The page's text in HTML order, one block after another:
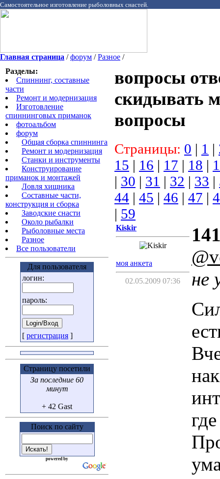
Самостоятельное изготовление рыболовных снастей.
Главная страница /форум /Разное /
Разделы:
Спиннинг, составные
части
Ремонт и модернизация
Изготовление
спиннинговых приманок
фотоальбом
форум
Общая сборка спиннинга
Ремонт и модернизация
Станки и инструменты
Конструирование
приманок и монтажей
Ловля хищника
Cоставные части,
конструкция и сборка
Заводские снасти
Около рыбалки
Рыболовные места
Разное
Все пользователи
Для пользователя
логин:
пароль:
[ регистрация ]
Страницу посетили
За последние 60
минут
+ 42 Gast
Поиск по сайту
powered by
вопросы
скидывать
вопросы
Страницы: 0 | 1 |
15 | 16 | 17 | 18 |
| 30 | 31 | 32 | 33 |
44 | 45 | 46 | 47 |
| 59
Kiskir
моя анкета
02.05.2009 07:36
не